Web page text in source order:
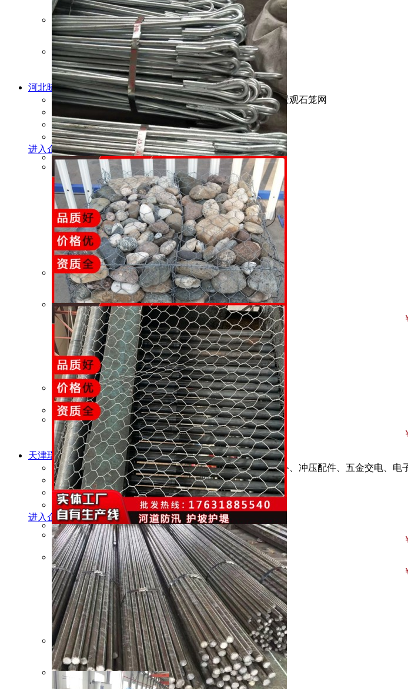
河北晓岩金属丝网制品有限公司
主营产品：石笼网，格宾网，雷诺护垫，电焊石笼网，景观石笼网
制造商
成立时间：2014
企业地址：河北省衡水市安平县崔村工业区
进入企业店铺 查看联系方式
天津瑞恒通钢铁贸易有限公司
主营产品： 金属材料、不锈钢制品、建筑材料、机械设备、冲压配件、五金交电、电
经营模式：制造商
成立时间：2011
企业地址：天津市北辰区韩家墅钢材市场
进入企业店铺 查看联系方式